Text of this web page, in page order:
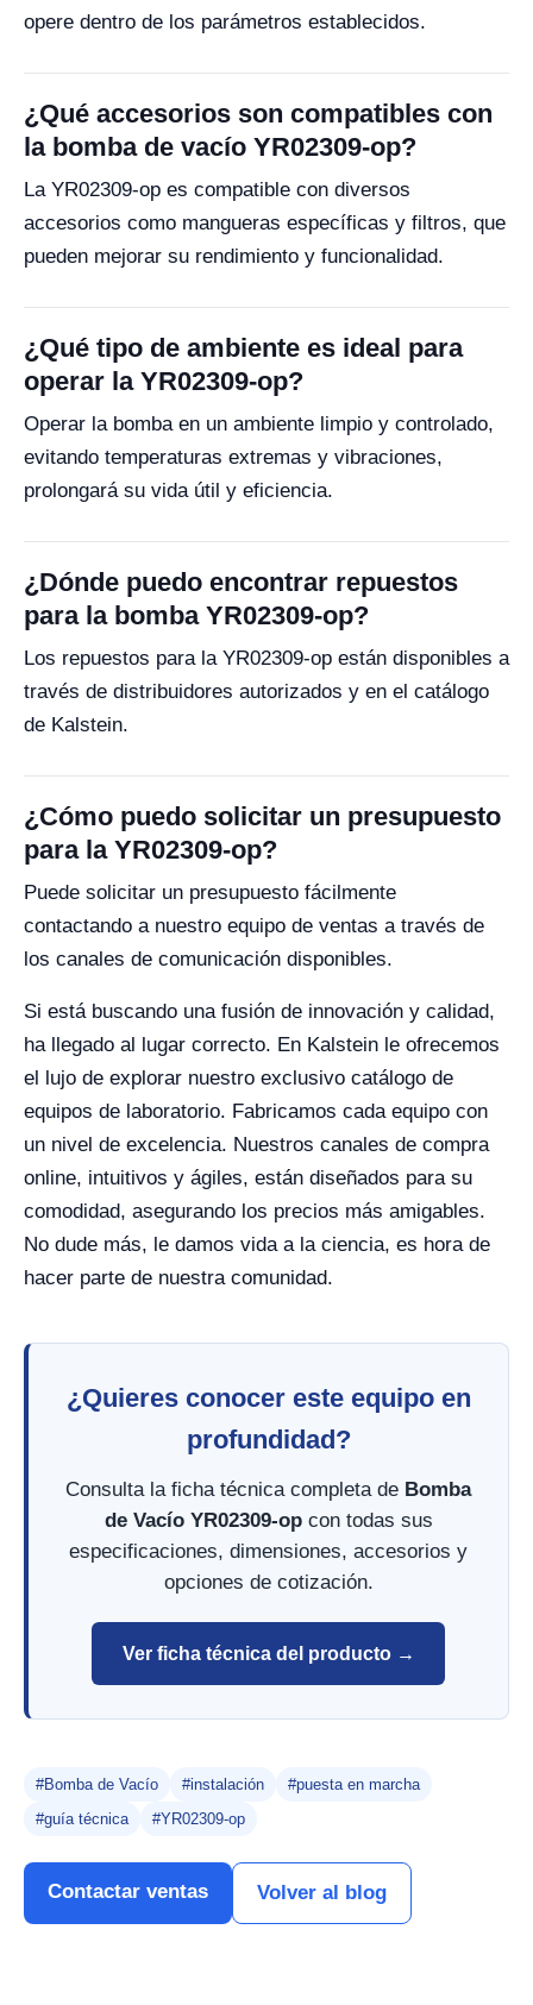
opere dentro de los parámetros establecidos.
¿Qué accesorios son compatibles con
la bomba de vacío YR02309-op?
La YR02309-op es compatible con diversos
accesorios como mangueras específicas y filtros, que
pueden mejorar su rendimiento y funcionalidad.
¿Qué tipo de ambiente es ideal para
operar la YR02309-op?
Operar la bomba en un ambiente limpio y controlado,
evitando temperaturas extremas y vibraciones,
prolongará su vida útil y eficiencia.
¿Dónde puedo encontrar repuestos
para la bomba YR02309-op?
Los repuestos para la YR02309-op están disponibles a
través de distribuidores autorizados y en el catálogo
de Kalstein.
¿Cómo puedo solicitar un presupuesto
para la YR02309-op?
Puede solicitar un presupuesto fácilmente
contactando a nuestro equipo de ventas a través de
los canales de comunicación disponibles.
Si está buscando una fusión de innovación y calidad,
ha llegado al lugar correcto. En Kalstein le ofrecemos
el lujo de explorar nuestro exclusivo catálogo de
equipos de laboratorio. Fabricamos cada equipo con
un nivel de excelencia. Nuestros canales de compra
online, intuitivos y ágiles, están diseñados para su
comodidad, asegurando los precios más amigables.
No dude más, le damos vida a la ciencia, es hora de
hacer parte de nuestra comunidad.
¿Quieres conocer este equipo en
profundidad?
Consulta la ficha técnica completa de Bomba
de Vacío YR02309-opcon todas sus
especificaciones, dimensiones, accesorios y
opciones de cotización.
Ver ficha técnica del producto →
#Bomba de Vacío #instalación
#puesta en marcha
#guía técnica
#YR02309-op
Contactar ventas Volver al blog